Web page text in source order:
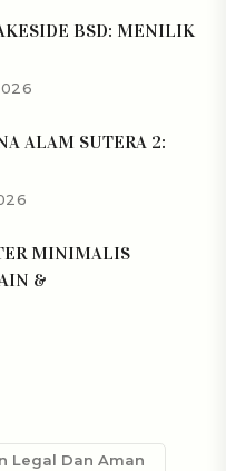
BSD: MENILIK
ALAM SUTERA 2:
MINIMALIS
&
Legal Dan Aman